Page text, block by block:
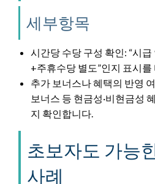
세부항목
시간당 수당 구성 확인: “시급
+주휴수당 별도”인지 표시를
추가 보너스나 혜택의 반영
보너스 등 현금성·비현금성
지 확인합니다.
초보자도 가능
사례